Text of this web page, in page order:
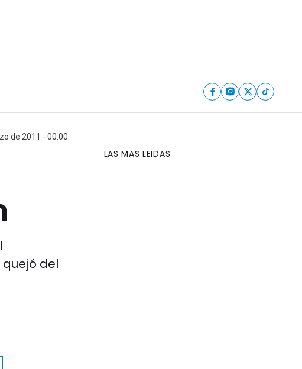
de 2011 - 00:00
del
LAS MAS LEIDAS